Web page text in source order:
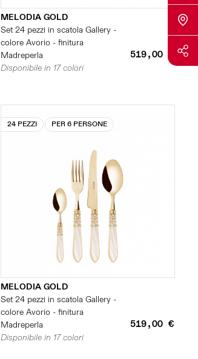
MELODIA GOLD
Set 24 pezzi in scatola Gallery -
colore Avorio - finitura
Madreperla
519,00 €
Disponibile in 17 colori
24 PEZZI PER 6 PERSONE
MELODIA GOLD
Set 24 pezzi in scatola Gallery -
colore Avorio - finitura
Madreperla
519,00 €
Disponibile in 17 colori